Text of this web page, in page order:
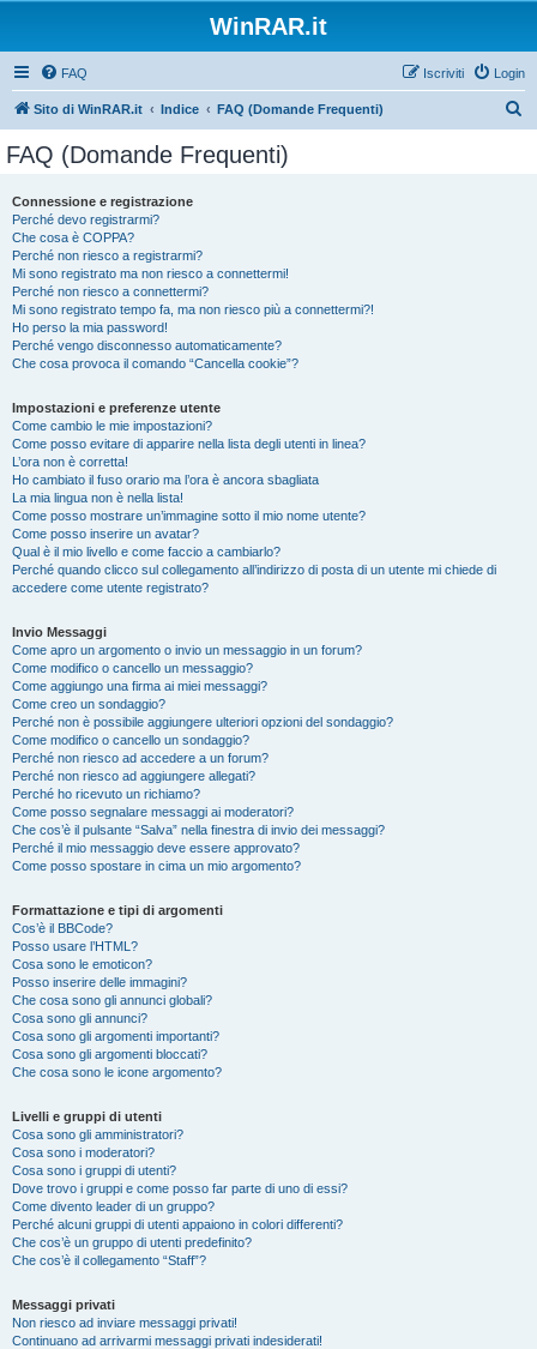
WinRAR.it
FAQ Login
Iscriviti
Sito di WinRAR.it Indice FAQ (Domande Frequenti)
FAQ (Domande Frequenti)
Connessione e registrazione
Perché devo registrarmi?
Che cosa è COPPA?
Perché non riesco a registrarmi?
Mi sono registrato ma non riesco a connettermi!
Perché non riesco a connettermi?
Mi sono registrato tempo fa, ma non riesco più a connettermi?!
Ho perso la mia password!
Perché vengo disconnesso automaticamente?
Che cosa provoca il comando “Cancella cookie”?
Impostazioni e preferenze utente
Come cambio le mie impostazioni?
Come posso evitare di apparire nella lista degli utenti in linea?
L’ora non è corretta!
Ho cambiato il fuso orario ma l’ora è ancora sbagliata
La mia lingua non è nella lista!
Come posso mostrare un’immagine sotto il mio nome utente?
Come posso inserire un avatar?
Qual è il mio livello e come faccio a cambiarlo?
Perché quando clicco sul collegamento all’indirizzo di posta di un utente mi chiede di
accedere come utente registrato?
Invio Messaggi
Come apro un argomento o invio un messaggio in un forum?
Come modifico o cancello un messaggio?
Come aggiungo una firma ai miei messaggi?
Come creo un sondaggio?
Perché non è possibile aggiungere ulteriori opzioni del sondaggio?
Come modifico o cancello un sondaggio?
Perché non riesco ad accedere a un forum?
Perché non riesco ad aggiungere allegati?
Perché ho ricevuto un richiamo?
Come posso segnalare messaggi ai moderatori?
Che cos’è il pulsante “Salva” nella finestra di invio dei messaggi?
Perché il mio messaggio deve essere approvato?
Come posso spostare in cima un mio argomento?
Formattazione e tipi di argomenti
Cos’è il BBCode?
Posso usare l’HTML?
Cosa sono le emoticon?
Posso inserire delle immagini?
Che cosa sono gli annunci globali?
Cosa sono gli annunci?
Cosa sono gli argomenti importanti?
Cosa sono gli argomenti bloccati?
Che cosa sono le icone argomento?
Livelli e gruppi di utenti
Cosa sono gli amministratori?
Cosa sono i moderatori?
Cosa sono i gruppi di utenti?
Dove trovo i gruppi e come posso far parte di uno di essi?
Come divento leader di un gruppo?
Perché alcuni gruppi di utenti appaiono in colori differenti?
Che cos’è un gruppo di utenti predefinito?
Che cos’è il collegamento “Staff”?
Messaggi privati
Non riesco ad inviare messaggi privati!
Continuano ad arrivarmi messaggi privati indesiderati!